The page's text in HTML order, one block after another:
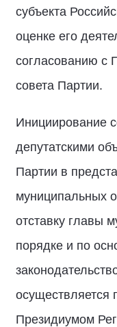
субъекта
оценке его
согласованию с
совета Партии.
Инициирование
депутатскими
Партии в
муниципальных
отставку главы
порядке и по
осуществляется
Президиумом